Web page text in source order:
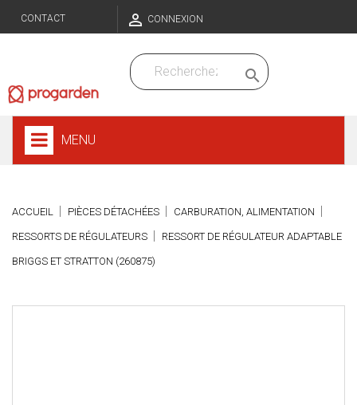
CONTACT  CONNEXION

MENU
ACCUEIL PIÈCES DÉTACHÉES CARBURATION, ALIMENTATION
RESSORTS DE RÉGULATEURS RESSORT DE RÉGULATEUR ADAPTABLE
BRIGGS ET STRATTON (260875)